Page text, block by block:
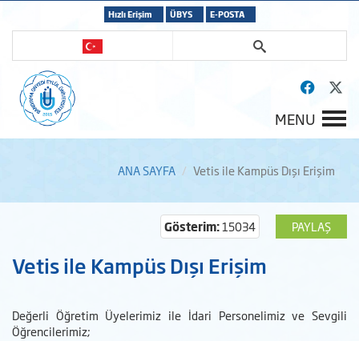
Hızlı Erişim ÜBYS E-POSTA
MENU
ANA SAYFA Vetis ile Kampüs Dışı Erişim
PAYLAŞ
Gösterim:15034
Vetis ile Kampüs Dışı Erişim
Değerli Öğretim Üyelerimiz ile İdari Personelimiz ve Sevgili
Öğrencilerimiz;